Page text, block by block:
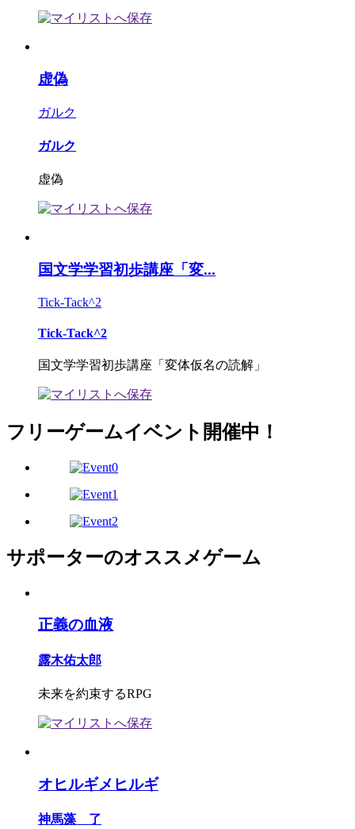
虚偽
ガルク
ガルク
虚偽
国文学学習初歩講座「変...
Tick-Tack^2
Tick-Tack^2
国文学学習初歩講座「変体仮名の読解」
フリーゲームイベント開催中！
サポーターのオススメゲーム
正義の血液
露木佑太郎
未来を約束するRPG
オヒルギメヒルギ
神馬藻 了